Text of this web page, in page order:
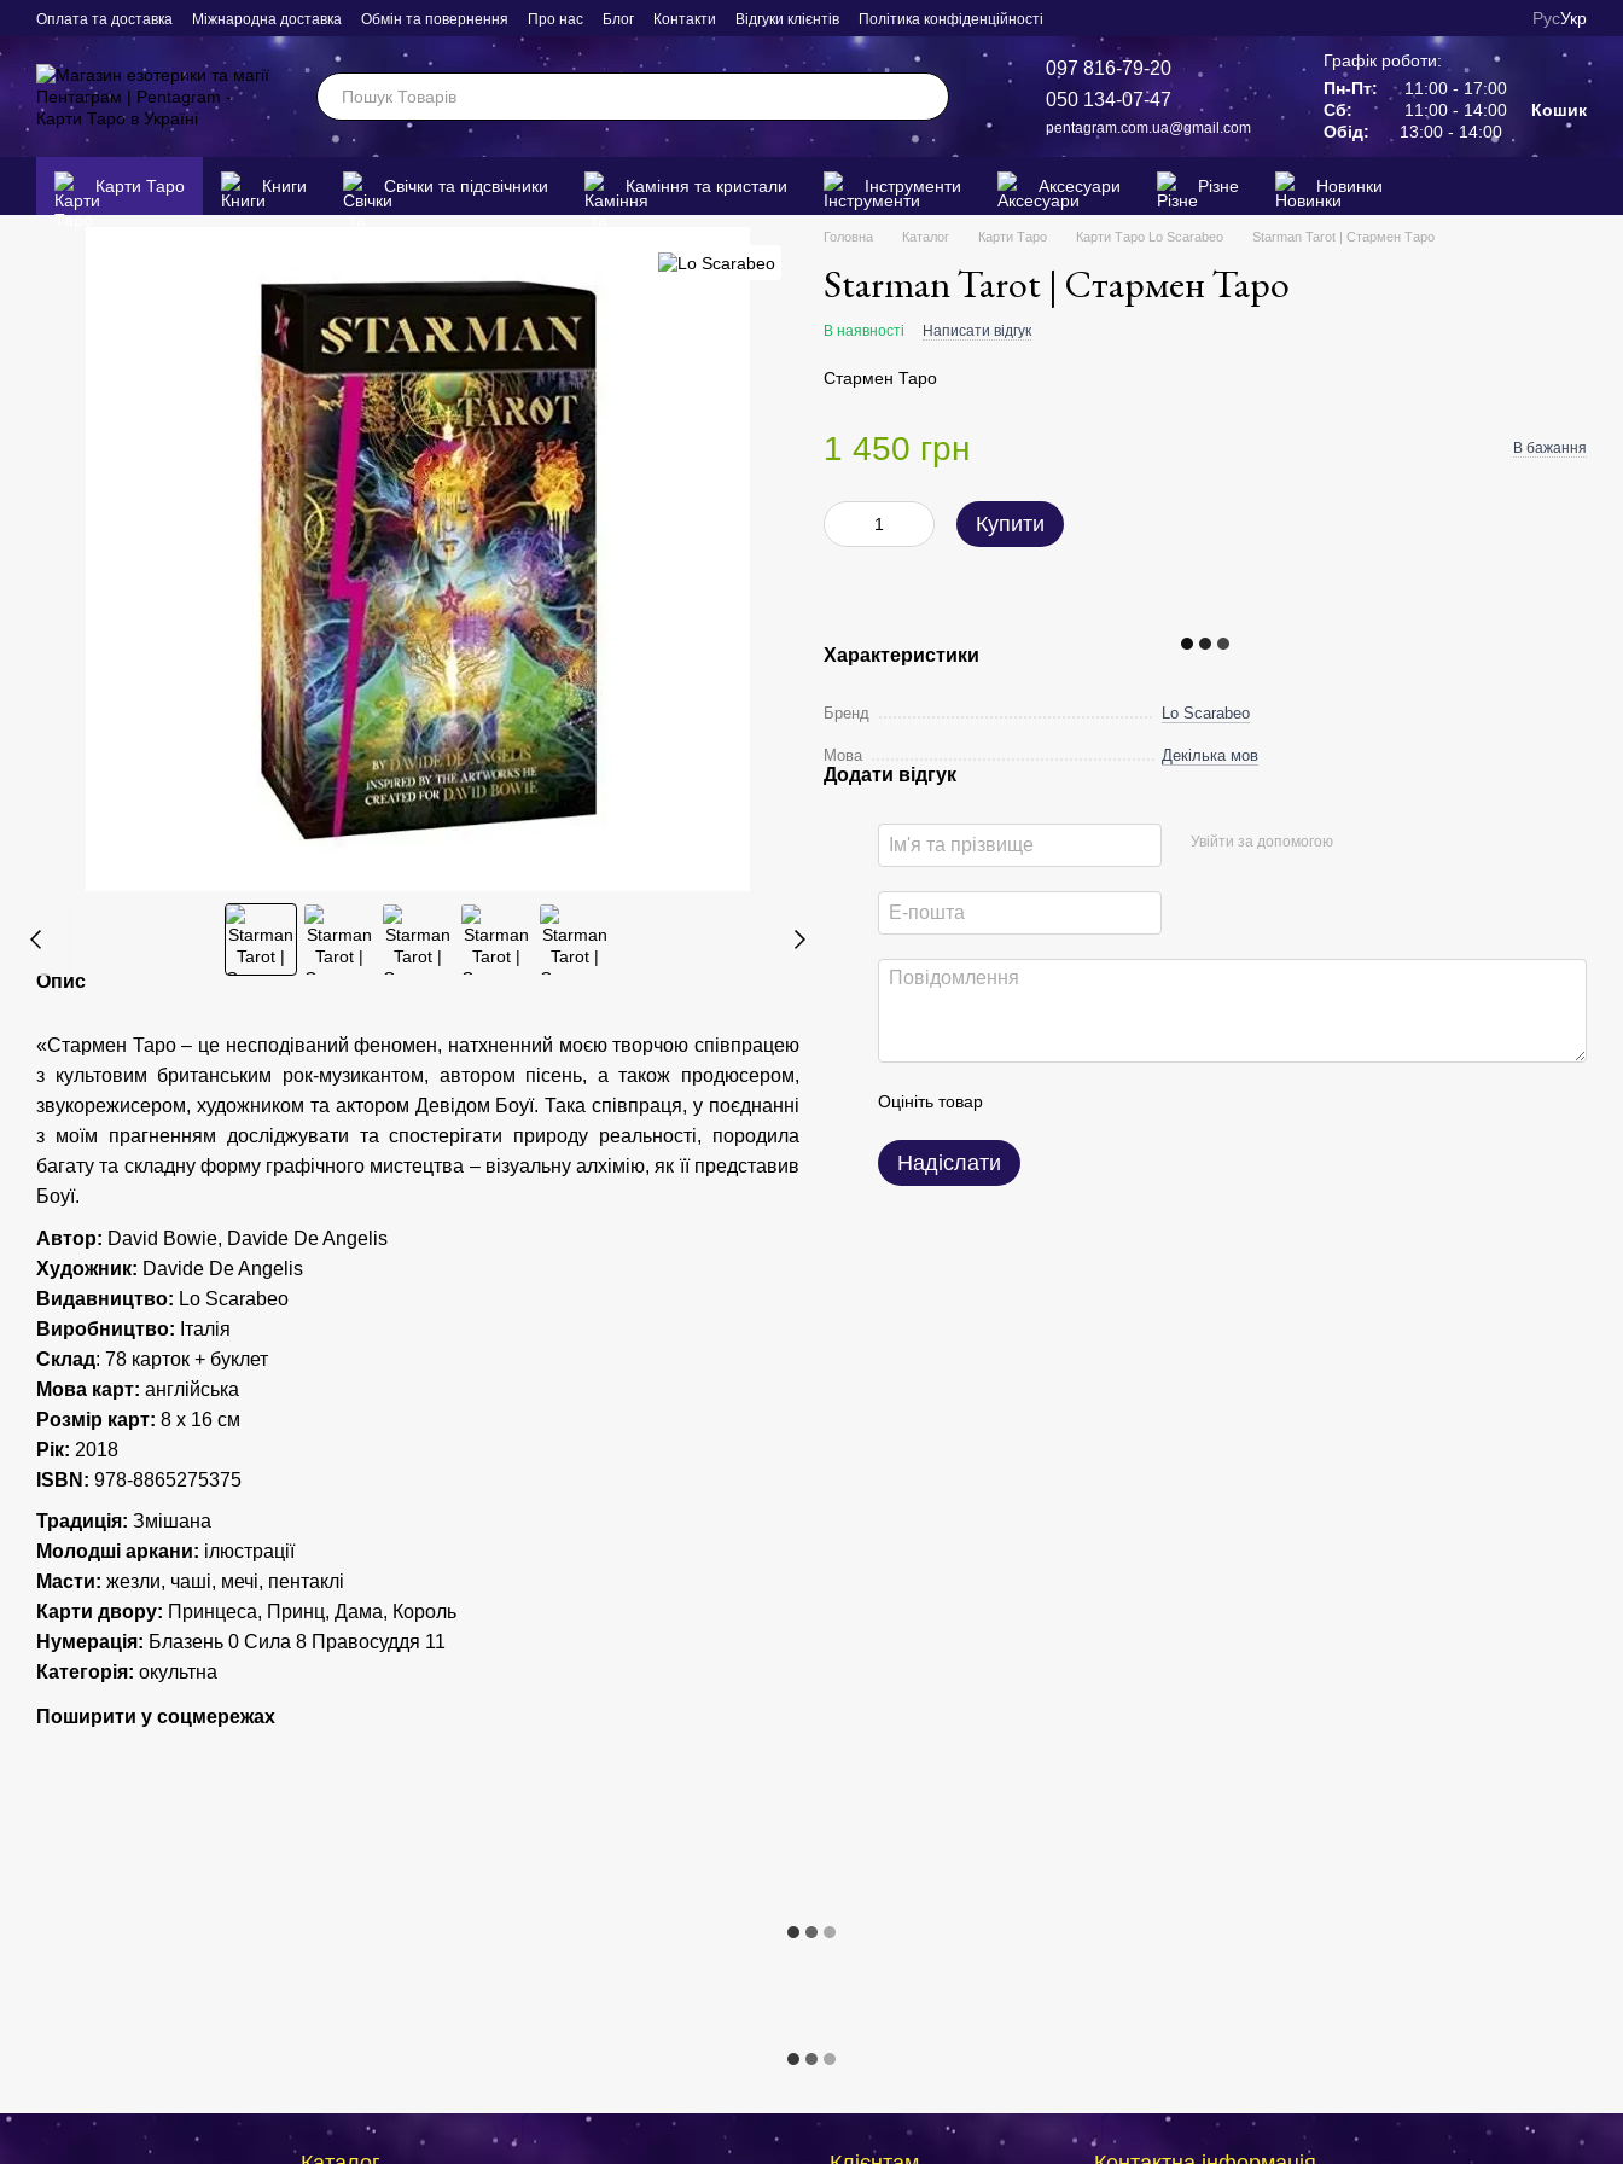
Перейти до основного контенту
Оплата та доставка Міжнародна доставка Обмін та повернення Про нас Блог Контакти Відгуки клієнтів Політика конфіденційності РусУкр
097 816-79-20
050 134-07-47
pentagram.com.ua@gmail.com
Графік роботи:
Пн-Пт:
11:00 - 17:00
Сб:
11:00 - 14:00
Обід:
13:00 - 14:00
Кошик
Карти Таро Книги Свічки та підсвічники Каміння та кристали Інструменти Аксесуари Різне Новинки
Опис
«Стармен Таро – це несподіваний феномен, натхненний моєю творчою співпрацею
з культовим британським рок-музикантом, автором пісень, а також продюсером,
звукорежисером, художником та актором Девідом Боуї. Така співпраця, у поєднанні
з моїм прагненням досліджувати та спостерігати природу реальності, породила
багату та складну форму графічного мистецтва – візуальну алхімію, як її представив
Боуї.
Автор: David Bowie, Davide De Angelis
Художник: Davide De Angelis
Видавництво: Lo Scarabeo
Виробництво: Італія
Склад: 78 карток + буклет
Мова карт: англійська
Розмір карт: 8 x 16 см
Рік: 2018
ISBN: 978-8865275375
Традиція: Змішана
Молодші аркани: ілюстрації
Масти: жезли, чаші, мечі, пентаклі
Карти двору: Принцеса, Принц, Дама, Король
Нумерація: Блазень 0 Сила 8 Правосуддя 11
Категорія: окультна
Поширити у соцмережах
Головна Каталог Карти Таро Карти Таро Lo Scarabeo Starman Tarot | Стармен Таро
Starman Tarot | Стармен Таро
В наявності Написати відгук
Стармен Таро
1 450 грн В бажання
Купити
Характеристики
Бренд Lo Scarabeo
Мова Декілька мов
Додати відгук
Увійти за допомогою
Оцініть товар
Надіслати